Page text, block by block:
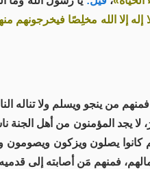
إلا الله مخلِصًا فيخرجونهم
من ينجو ويسلم ولا تناله
المؤمنون من أهل الجنة
كانوا يصلون ويزكون
فمنهم مَن أصابته إلى